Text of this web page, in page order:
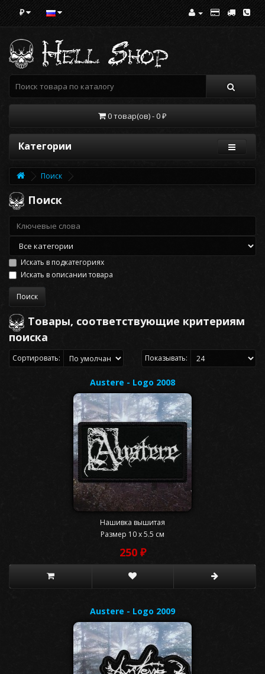
₽
0 товар(ов) - 0 ₽
Категории
Поиск
Поиск
Искать в подкатегориях
Искать в описании товара
Товары, соответствующие критериям
поиска
Сортировать: Показывать:
Austere - Logo 2008
Нашивка вышитая
Размер 10 x 5.5 см
250 ₽
Austere - Logo 2009